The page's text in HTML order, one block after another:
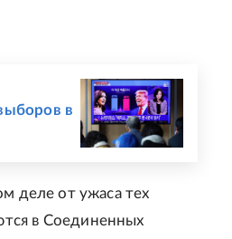
в
деле от ужаса тех
в Соединенных